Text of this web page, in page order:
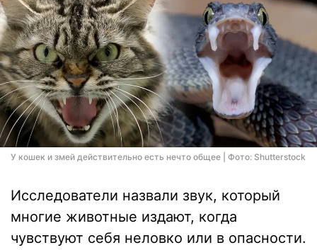
У кошек и змей действительно есть нечто общее | Фото: Shutterstock
Исследователи назвали звук, который
многие животные издают, когда
чувствуют себя неловко или в опасности.